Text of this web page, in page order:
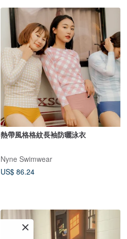
熱帶風格格紋長袖防曬泳衣
Nyne Swimwear
US$ 86.24